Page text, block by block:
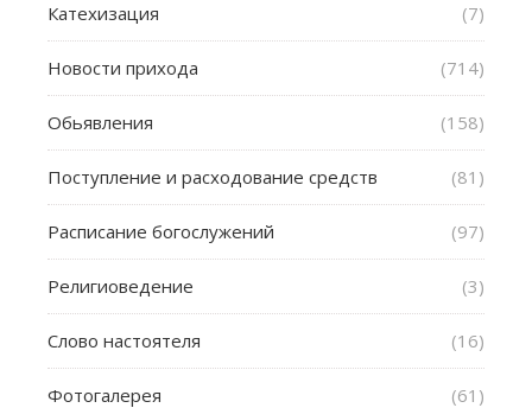
Катехизация (7)
Новости прихода (714)
Обьявления (158)
Поступление и расходование средств (81)
Расписание богослужений (97)
Религиоведение (3)
Слово настоятеля (16)
Фотогалерея (61)